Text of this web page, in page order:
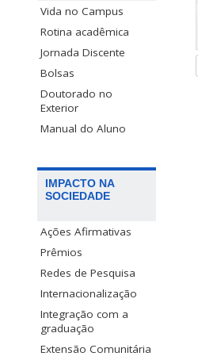
Vida no Campus
Rotina acadêmica
Jornada Discente
Bolsas
Doutorado no
Exterior
Manual do Aluno
IMPACTO NA
SOCIEDADE
Ações Afirmativas
Prêmios
Redes de Pesquisa
Internacionalização
Integração com a
graduação
Extensão Comunitária